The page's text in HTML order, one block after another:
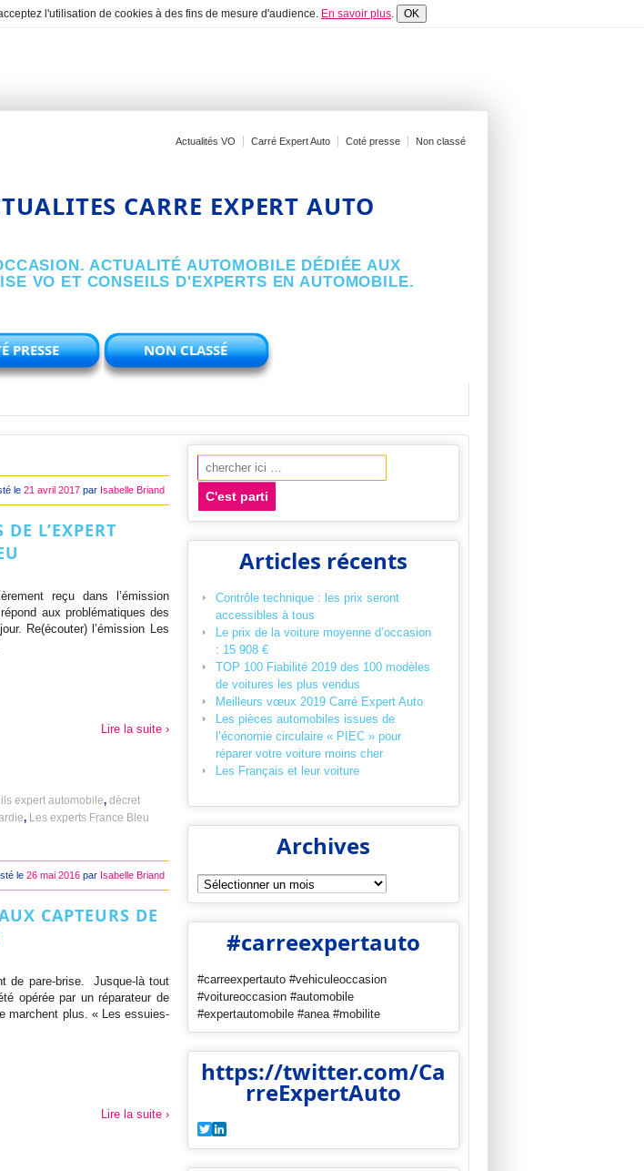
l'utilisation de cookies à des fins de mesure d'audience. En savoir plus. OK
Actualités VO Carré Expert Auto Coté presse Non classé
CARRE EXPERT AUTO
ACTUALITÉ AUTOMOBILE DÉDIÉE AUX
VO ET CONSEILS D'EXPERTS EN AUTOMOBILE.
PRESSE NON CLASSÉ
le 21 avril 2017par Isabelle Briand
L’EXPERT
reçu dans l’émission
aux problématiques des
Re(écouter) l’émission Les
Lire la suite ›
expert automobile, décret
, Les experts France Bleu
le 26 mai 2016par Isabelle Briand
CAPTEURS DE
de pare-brise. Jusque-là tout
opérée par un réparateur de
marchent plus. « Les essuies-
Lire la suite ›
Recherche pour:
Articles récents
Contrôle technique : les prix seront
accessibles à tous
Le prix de la voiture moyenne d’occasion
: 15 908 €
TOP 100 Fiabilité 2019 des 100 modèles
de voitures les plus vendus
Meilleurs vœux 2019 Carré Expert Auto
Les pièces automobiles issues de
l’économie circulaire « PIEC » pour
réparer votre voiture moins cher
Les Français et leur voiture
Archives
Archives
#carreexpertauto
#carreexpertauto #vehiculeoccasion
#voitureoccasion #automobile
#expertautomobile #anea #mobilite
https://twitter.com/Ca
rreExpertAuto
Twitter
LinkedIn